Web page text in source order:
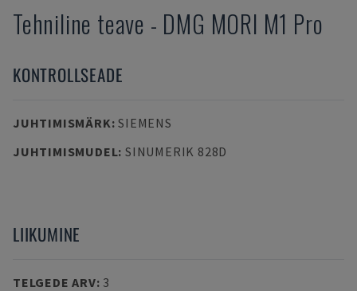
Tehniline teave - DMG MORI M1 Pro
KONTROLLSEADE
JUHTIMISMÄRK:SIEMENS
JUHTIMISMUDEL: SINUMERIK 828D
LIIKUMINE
TELGEDE ARV: 3